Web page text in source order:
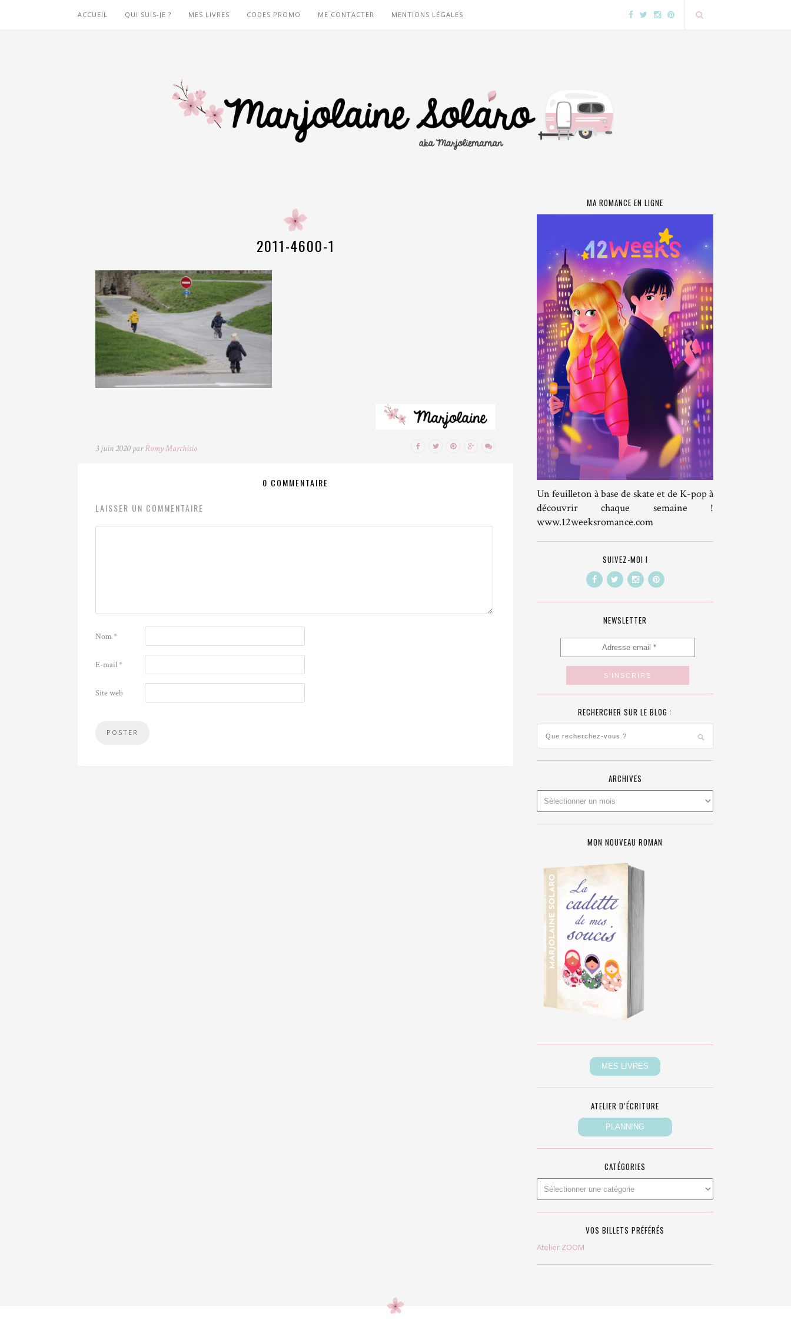
ACCUEIL QUI SUIS-JE ? MES LIVRES CODES PROMO ME CONTACTER MENTIONS LÉGALES
2011-4600-1
3 juin 2020 parRomy Marchisio
0 COMMENTAIRE
LAISSER UN COMMENTAIRE
Nom*
E-mail*
Site web
MA ROMANCE EN LIGNE
Un feuilleton à base de skate et de K-pop à
découvrir chaque semaine !
www.12weeksromance.com
SUIVEZ-MOI !
NEWSLETTER
RECHERCHER SUR LE BLOG :
ARCHIVES
MON NOUVEAU ROMAN
ATELIER D’ÉCRITURE
CATÉGORIES
VOS BILLETS PRÉFÉRÉS
Atelier ZOOM